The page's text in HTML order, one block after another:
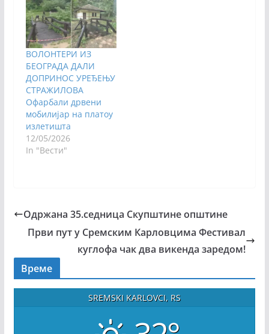
ВОЛОНТЕРИ ИЗ
БЕОГРАДА ДАЛИ
ДОПРИНОС УРЕЂЕЊУ
СТРАЖИЛОВА
Офарбали дрвени
мобилијар на платоу
излетишта
12/05/2026
In "Вести"
Одржана 35.седница Скупштине општине
Први пут у Сремским Карловцима Фестивал
куглофа чак два викенда заредом!
Време
SREMSKI KARLOVCI, RS